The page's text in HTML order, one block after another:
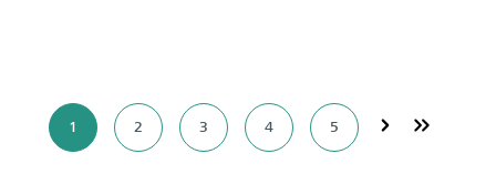
1 2 3 4 5